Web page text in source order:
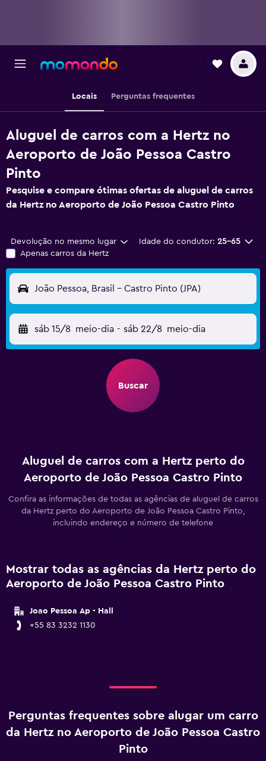
Locais Perguntas frequentes
Aluguel de carros com a Hertz no
Aeroporto de João Pessoa Castro
Pinto
Pesquise e compare ótimas ofertas de aluguel de carros
da Hertz no Aeroporto de João Pessoa Castro Pinto
Devolução no mesmo lugar Idade do condutor: 25-65
Apenas carros da Hertz
João Pessoa, Brasil - Castro Pinto (JPA)
sáb 15/8 meio-dia - sáb 22/8 meio-dia
Buscar
Aluguel de carros com a Hertz perto do
Aeroporto de João Pessoa Castro Pinto
Confira as informações de todas as agências de aluguel de carros
da Hertz perto do Aeroporto de João Pessoa Castro Pinto,
incluindo endereço e número de telefone
Mostrar todas as agências da Hertz perto do
Aeroporto de João Pessoa Castro Pinto
Joao Pessoa Ap - Hall
+55 83 3232 1130
Perguntas frequentes sobre alugar um carro
da Hertz no Aeroporto de João Pessoa Castro
Pinto